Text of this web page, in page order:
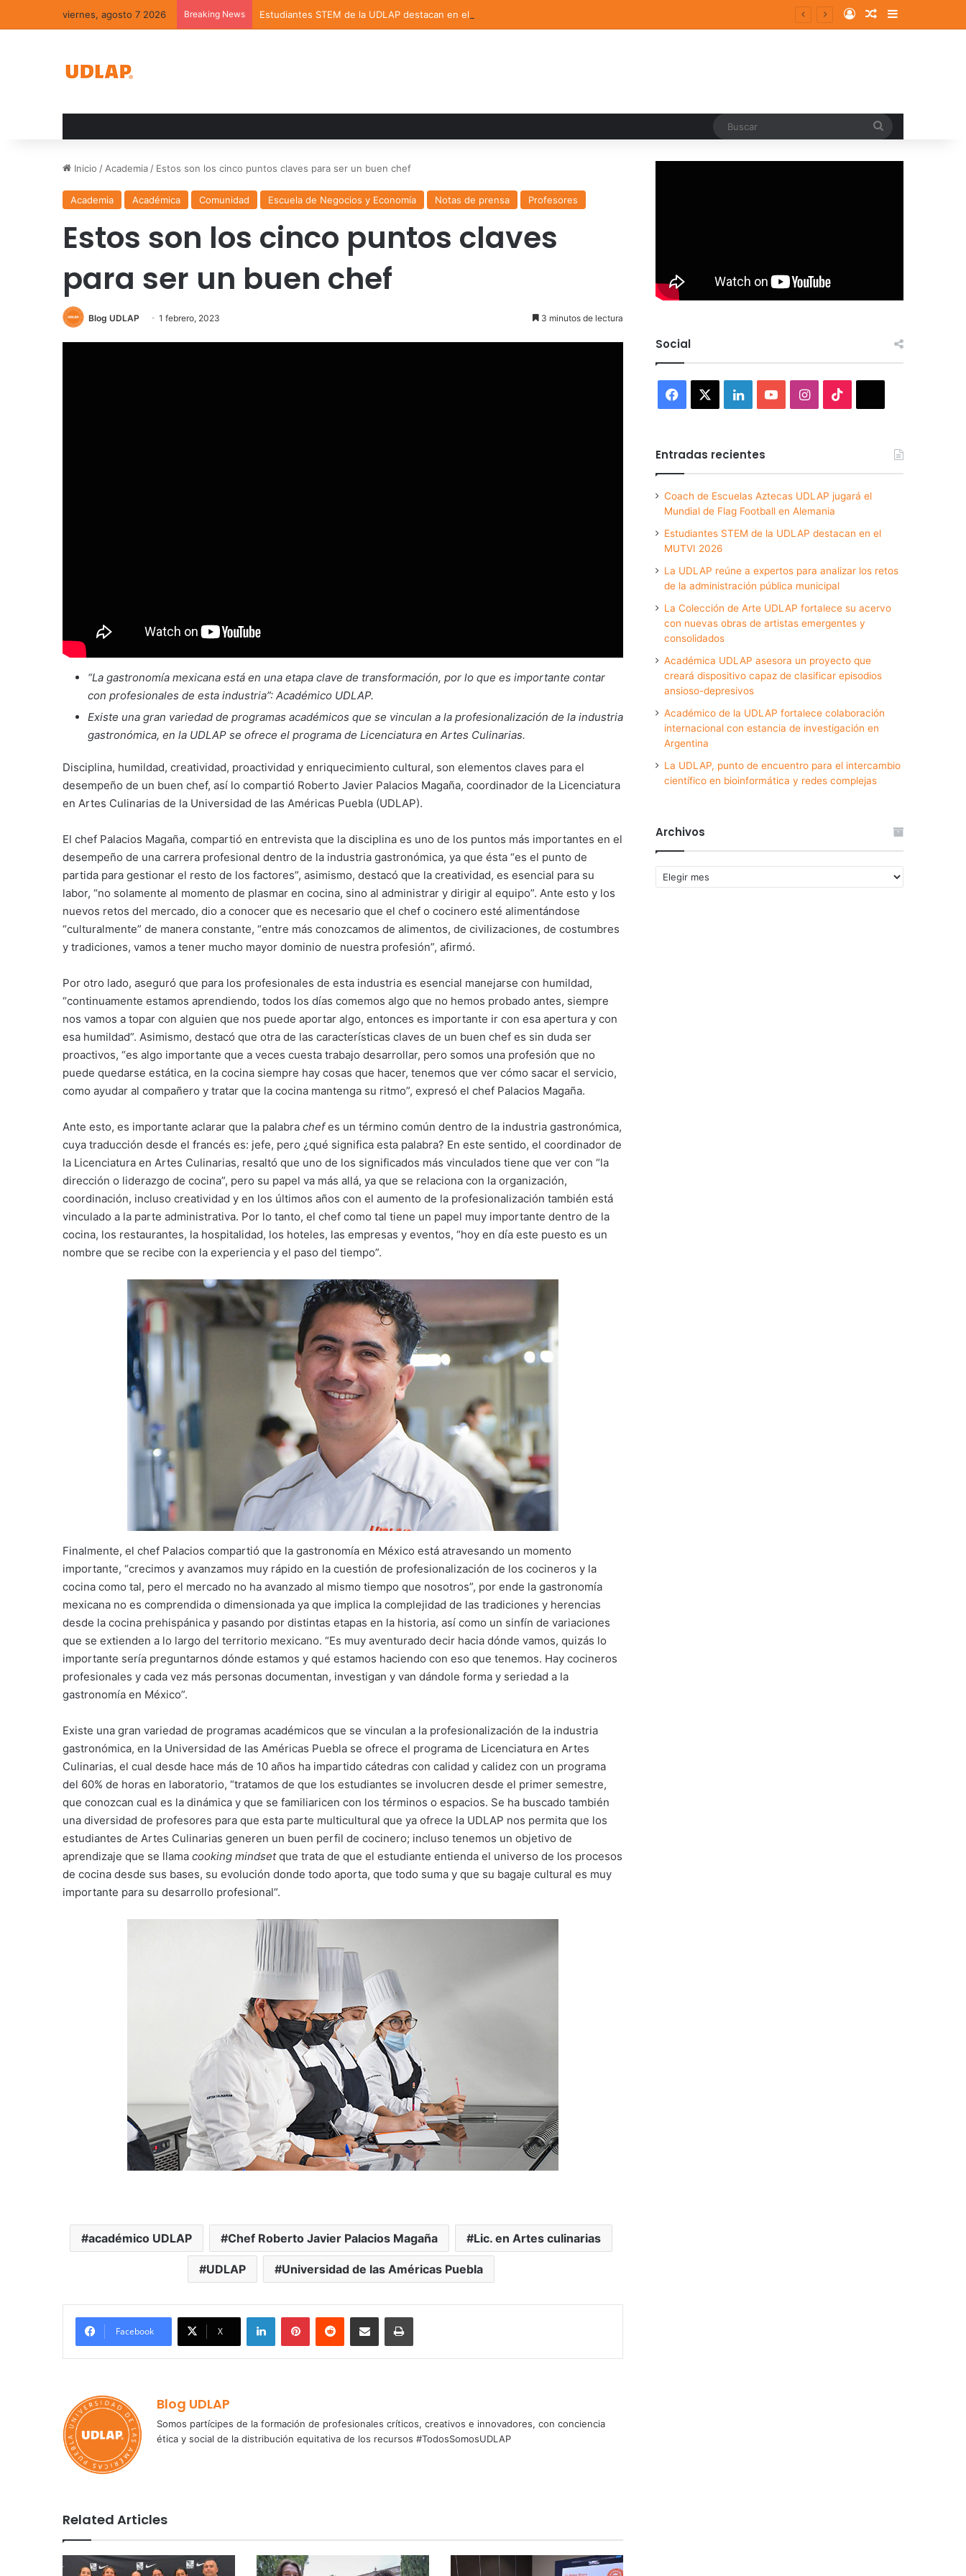
viernes, agosto 7 2026 Breaking News Estudiantes STEM de la UDLAP destacan en el MUTVI 2026 Log InRandom Article
Sidebar
Inicio / Academia / Estos son los cinco puntos claves para ser un buen chef
Academia Académica Comunidad Escuela de Negocios y Economía Notas de prensa Profesores
Estos son los cinco puntos claves
para ser un buen chef
Blog UDLAP 1 febrero, 2023 3 minutos de lectura
“La gastronomía mexicana está en una etapa clave de transformación, por lo que es importante contar
con profesionales de esta industria”: Académico UDLAP.
Existe una gran variedad de programas académicos que se vinculan a la profesionalización de la industria
gastronómica, en la UDLAP se ofrece el programa de Licenciatura en Artes Culinarias.
Disciplina, humildad, creatividad, proactividad y enriquecimiento cultural, son elementos claves para el
desempeño de un buen chef, así lo compartió Roberto Javier Palacios Magaña, coordinador de la Licenciatura
en Artes Culinarias de la Universidad de las Américas Puebla (UDLAP).
El chef Palacios Magaña, compartió en entrevista que la disciplina es uno de los puntos más importantes en el
desempeño de una carrera profesional dentro de la industria gastronómica, ya que ésta “es el punto de
partida para gestionar el resto de los factores”, asimismo, destacó que la creatividad, es esencial para su
labor, “no solamente al momento de plasmar en cocina, sino al administrar y dirigir al equipo”. Ante esto y los
nuevos retos del mercado, dio a conocer que es necesario que el chef o cocinero esté alimentándose
“culturalmente” de manera constante, “entre más conozcamos de alimentos, de civilizaciones, de costumbres
y tradiciones, vamos a tener mucho mayor dominio de nuestra profesión”, afirmó.
Por otro lado, aseguró que para los profesionales de esta industria es esencial manejarse con humildad,
“continuamente estamos aprendiendo, todos los días comemos algo que no hemos probado antes, siempre
nos vamos a topar con alguien que nos puede aportar algo, entonces es importante ir con esa apertura y con
esa humildad”. Asimismo, destacó que otra de las características claves de un buen chef es sin duda ser
proactivos, “es algo importante que a veces cuesta trabajo desarrollar, pero somos una profesión que no
puede quedarse estática, en la cocina siempre hay cosas que hacer, tenemos que ver cómo sacar el servicio,
como ayudar al compañero y tratar que la cocina mantenga su ritmo”, expresó el chef Palacios Magaña.
Ante esto, es importante aclarar que la palabra chefes un término común dentro de la industria gastronómica,
cuya traducción desde el francés es: jefe, pero ¿qué significa esta palabra? En este sentido, el coordinador de
la Licenciatura en Artes Culinarias, resaltó que uno de los significados más vinculados tiene que ver con “la
dirección o liderazgo de cocina”, pero su papel va más allá, ya que se relaciona con la organización,
coordinación, incluso creatividad y en los últimos años con el aumento de la profesionalización también está
vinculado a la parte administrativa. Por lo tanto, el chef como tal tiene un papel muy importante dentro de la
cocina, los restaurantes, la hospitalidad, los hoteles, las empresas y eventos, “hoy en día este puesto es un
nombre que se recibe con la experiencia y el paso del tiempo”.
Finalmente, el chef Palacios compartió que la gastronomía en México está atravesando un momento
importante, “crecimos y avanzamos muy rápido en la cuestión de profesionalización de los cocineros y la
cocina como tal, pero el mercado no ha avanzado al mismo tiempo que nosotros”, por ende la gastronomía
mexicana no es comprendida o dimensionada ya que implica la complejidad de las tradiciones y herencias
desde la cocina prehispánica y pasando por distintas etapas en la historia, así como un sinfín de variaciones
que se extienden a lo largo del territorio mexicano. “Es muy aventurado decir hacia dónde vamos, quizás lo
importante sería preguntarnos dónde estamos y qué estamos haciendo con eso que tenemos. Hay cocineros
profesionales y cada vez más personas documentan, investigan y van dándole forma y seriedad a la
gastronomía en México”.
Existe una gran variedad de programas académicos que se vinculan a la profesionalización de la industria
gastronómica, en la Universidad de las Américas Puebla se ofrece el programa de Licenciatura en Artes
Culinarias, el cual desde hace más de 10 años ha impartido cátedras con calidad y calidez con un programa
del 60% de horas en laboratorio, “tratamos de que los estudiantes se involucren desde el primer semestre,
que conozcan cual es la dinámica y que se familiaricen con los términos o espacios. Se ha buscado también
una diversidad de profesores para que esta parte multicultural que ya ofrece la UDLAP nos permita que los
estudiantes de Artes Culinarias generen un buen perfil de cocinero; incluso tenemos un objetivo de
aprendizaje que se llama cooking mindsetque trata de que el estudiante entienda el universo de los procesos
de cocina desde sus bases, su evolución donde todo aporta, que todo suma y que su bagaje cultural es muy
importante para su desarrollo profesional”.
académico UDLAP Chef Roberto Javier Palacios Magaña Lic. en Artes culinarias
UDLAP Universidad de las Américas Puebla
Facebook X
LinkedInPinterestReddit Share via Email Print
Blog UDLAP
Somos partícipes de la formación de profesionales críticos, creativos e innovadores, con conciencia
ética y social de la distribución equitativa de los recursos #TodosSomosUDLAP
Related Articles
Social
Facebook LinkedInYouTubeInstagram
Entradas recientes
Coach de Escuelas Aztecas UDLAP jugará el
Mundial de Flag Football en Alemania
Estudiantes STEM de la UDLAP destacan en el
MUTVI 2026
La UDLAP reúne a expertos para analizar los retos
de la administración pública municipal
La Colección de Arte UDLAP fortalece su acervo
con nuevas obras de artistas emergentes y
consolidados
Académica UDLAP asesora un proyecto que
creará dispositivo capaz de clasificar episodios
ansioso-depresivos
Académico de la UDLAP fortalece colaboración
internacional con estancia de investigación en
Argentina
La UDLAP, punto de encuentro para el intercambio
científico en bioinformática y redes complejas
Archivos
Archivos